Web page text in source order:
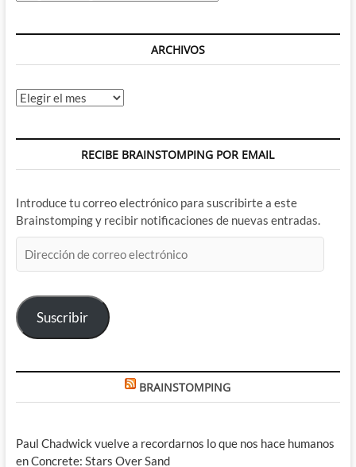
ARCHIVOS
Archivos
RECIBE BRAINSTOMPING POR EMAIL
Introduce tu correo electrónico para suscribirte a este
Brainstomping y recibir notificaciones de nuevas entradas.
de
electrónico
Suscribir
BRAINSTOMPING
Paul Chadwick vuelve a recordarnos lo que nos hace humanos
en Concrete: Stars Over Sand